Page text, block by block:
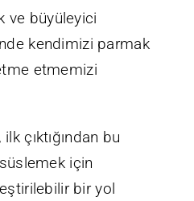
ve büyüleyici
kendimizi parmak
etmemizi
, ilk çıktığından bu
süslemek için
bir yol